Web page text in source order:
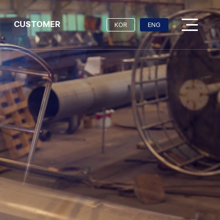
CUSTOMER KOR ENG